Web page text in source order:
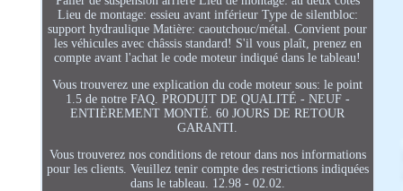
Lieu de montage: essieu avant inférieur Type de silentbloc:
support hydraulique Matière: caoutchouc/métal. Convient pour
les véhicules avec châssis standard! S'il vous plaît, prenez en
compte avant l'achat le code moteur indiqué dans le tableau!
Vous trouverez une explication du code moteur sous: le point
1.5 de notre FAQ. PRODUIT DE QUALITÉ - NEUF -
ENTIÈREMENT MONTÉ. 60 JOURS DE RETOUR
GARANTI.
Vous trouverez nos conditions de retour dans nos informations
pour les clients. Veuillez tenir compte des restrictions indiquées
dans le tableau. 12.98 - 02.02.